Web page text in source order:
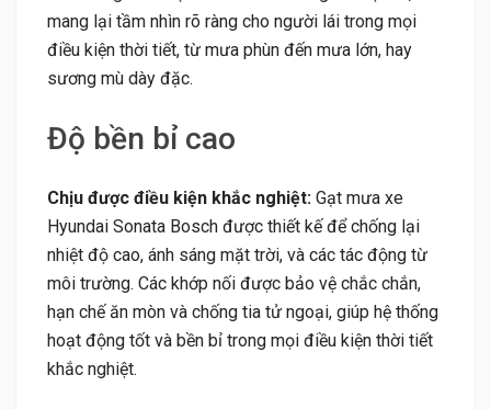
mang lại tầm nhìn rõ ràng cho người lái trong mọi
điều kiện thời tiết, từ mưa phùn đến mưa lớn, hay
sương mù dày đặc.
Độ bền bỉ cao
Chịu được điều kiện khắc nghiệt: Gạt mưa xe
Hyundai Sonata Bosch được thiết kế để chống lại
nhiệt độ cao, ánh sáng mặt trời, và các tác động từ
môi trường. Các khớp nối được bảo vệ chắc chắn,
hạn chế ăn mòn và chống tia tử ngoại, giúp hệ thống
hoạt động tốt và bền bỉ trong mọi điều kiện thời tiết
khắc nghiệt.